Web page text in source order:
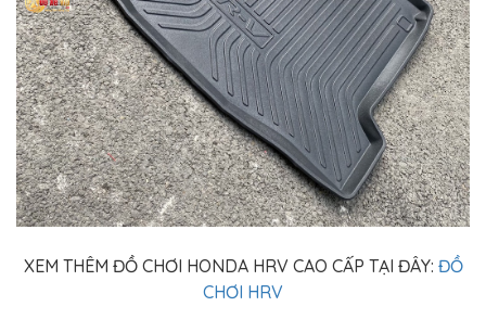
XEM THÊM ĐỒ CHƠI HONDA HRV CAO CẤP TẠI ĐÂY: ĐỒ
CHƠI HRV